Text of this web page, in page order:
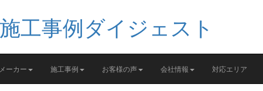
メーカー 施工事例 お客様の声 会社情報 対応エリア